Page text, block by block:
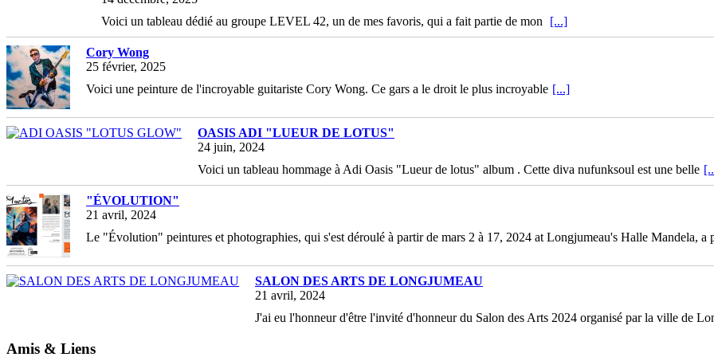
Voici un tableau dédié au groupe LEVEL 42, un de mes favoris, qui a fait partie de mon
[...]
Cory Wong
25 février, 2025
Voici une peinture de l'incroyable guitariste Cory Wong. Ce gars a le droit le plus incroyable [...]
OASIS ADI "LUEUR DE LOTUS"
24 juin, 2024
Voici un tableau hommage à Adi Oasis "Lueur de lotus" album . Cette diva nufunksoul est une belle
"ÉVOLUTION"
21 avril, 2024
Le "Évolution" peintures et photographies, qui s'est déroulé à partir de mars 2 à 17, 2024 at Longjumeau's Halle Mandela, a
SALON DES ARTS DE LONGJUMEAU
21 avril, 2024
J'ai eu l'honneur d'être l'invité d'honneur du Salon des Arts 2024 organisé par la ville de
Amis & Liens